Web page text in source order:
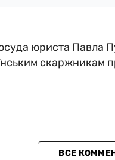
юриста Павла
скаржникам
ВСЕ